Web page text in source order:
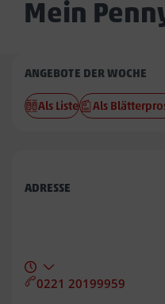
Mein
Penny
Weyerbusch
ANGEBOTE DER WOCHE
Als Liste Als
ADRESSE
0221 20199959